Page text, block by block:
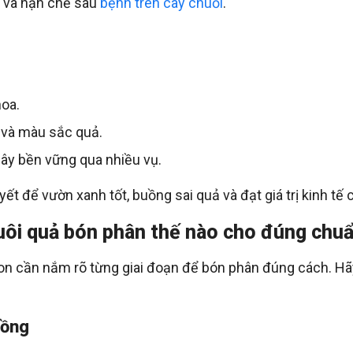
màu sắc quả.
bền vững qua nhiều vụ.
để vườn xanh tốt, buồng sai quả và đạt giá trị kinh tế
quả bón phân thế nào cho đúng
cần nắm rõ từng giai đoạn để bón phân đúng cách.